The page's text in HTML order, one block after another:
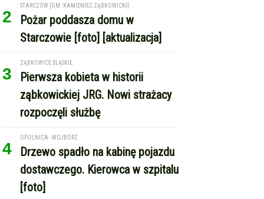
2
STARCZÓW [GM. KAMIENIEC ZĄBKOWICKI]
Pożar poddasza domu w
Starczowie [foto] [aktualizacja]
3
ZĄBKOWICE ŚLĄSKIE
Pierwsza kobieta w historii
ząbkowickiej JRG. Nowi strażacy
rozpoczęli służbę
4
OPOLNICA - WOJBÓRZ
Drzewo spadło na kabinę pojazdu
dostawczego. Kierowca w szpitalu
[foto]